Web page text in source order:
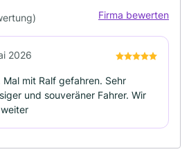
Firma bewerten
2026
mit Ralf gefahren. Sehr
und souveräner Fahrer. Wir